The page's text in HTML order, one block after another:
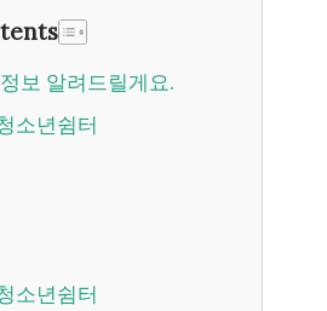
정보 알려드릴게요.
소년쉼터
소년쉼터